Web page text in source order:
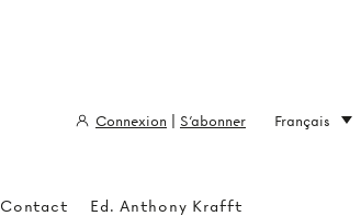
Contact Ed. Anthony Krafft
Connexion S'abonner Français